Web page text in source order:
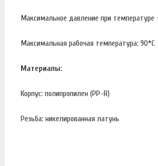
Максимальное давление при температуре
Максимальная рабочая температура: 90*С
Материалы:
Корпус: полипропилен (PP-R)
Резьба: никелированная латунь